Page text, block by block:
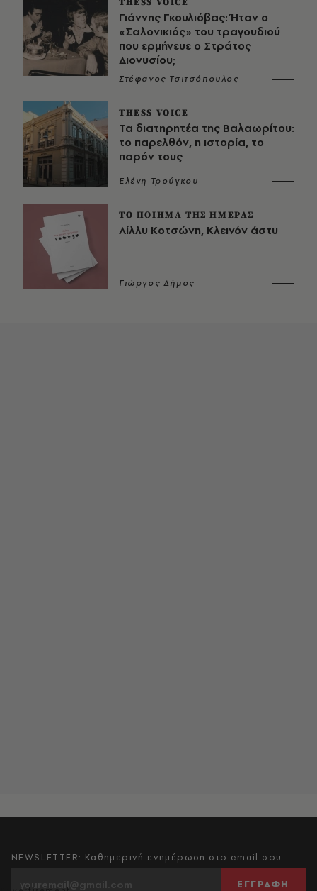
Γιάννης Γκουλιόβας: Ήταν ο
«Σαλονικιός» του τραγουδιού
που ερμήνευε ο Στράτος
Διονυσίου;
Στέφανος Τσιτσόπουλος
THESS VOICE
Τα διατηρητέα της Βαλαωρίτου:
το παρελθόν, η ιστορία, το
παρόν τους
Ελένη Τρούγκου
ΤΟ ΠΟΙΗΜΑ ΤΗΣ ΗΜΕΡΑΣ
Λίλλυ Κοτσώνη, Κλεινόν άστυ
Γιώργος Δήμος
NEWSLETTER: Καθημερινή ενημέρωση στο email σου
ΕΓΓΡΑΦΗ